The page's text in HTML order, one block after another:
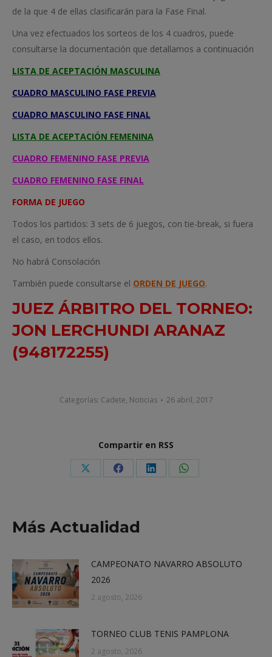
de la que 4 de ellas clasificarán para la Fase Final.
Una vez efectuados los sorteos de los 4 cuadros, puede
consultarse la documentación que detallamos a continuación
LISTA DE ACEPTACIÓN MASCULINA
CUADRO MASCULINO FASE PREVIA
CUADRO MASCULINO FASE FINAL
LISTA DE ACEPTACIÓN FEMENINA
CUADRO FEMENINO FASE PREVIA
CUADRO FEMENINO FASE FINAL
FORMA DE JUEGO
Todos los partidos: 3 sets de 6 juegos, con tie-break, si fuera
el caso, en todos ellos.
No habrá Consolación
También puede consultarse el ORDEN DE JUEGO.
JUEZ ÁRBITRO DEL TORNEO:
JON LERCHUNDI ARANAZ
(948172255)
Categorías: Cadete, Noticias 26 abril, 2017
Compartir en RSS
Share Share Share Share
Más Actualidad
CAMPEONATO NAVARRO ABSOLUTO
2026
2 agosto, 2026
TORNEO CLUB TENIS PAMPLONA
2 agosto, 2026